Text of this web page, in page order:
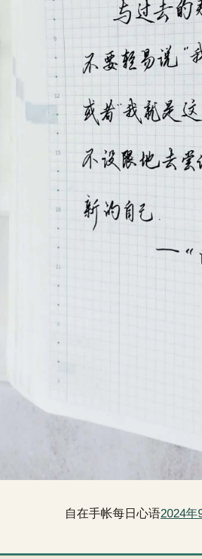
自在手帐每日心语2024年